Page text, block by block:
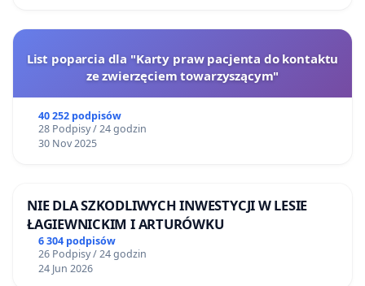
dr Adriana Grzelak-Krzymianowska, Katedra
Filologii Klasycznej UŁ
mgr Jan Skarbek-Kazanecki, Katedra Filologii
Klasycznej UŁ
dr hab. Joanna Rybowska, Katedra Filologii
Klasycznej UŁ
dr hab. Artur Chrzanowski, prof. ASP, ASP w Łodzi
dr hab. Tomasz Matuszak, prof. ASP, Instytut
Rzeźby, Wydział Sztuk Pięknych ASP w Łodzi
List poparcia dla "Karty praw pacjenta do kontaktu
ze zwierzęciem towarzyszącym"
40 252 podpisów
28 Podpisy / 24 godzin
30 Nov 2025
NIE DLA SZKODLIWYCH INWESTYCJI W LESIE
ŁAGIEWNICKIM I ARTURÓWKU
6 304 podpisów
26 Podpisy / 24 godzin
24 Jun 2026